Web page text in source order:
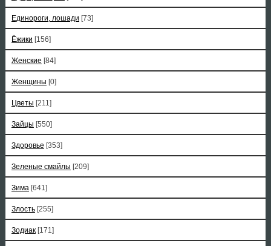
Единороги, лошади [73]
Ёжики [156]
Женские [84]
Женщины [0]
Цветы [211]
Зайцы [550]
Здоровье [353]
Зеленые смайлы [209]
Зима [641]
Злость [255]
Зодиак [171]